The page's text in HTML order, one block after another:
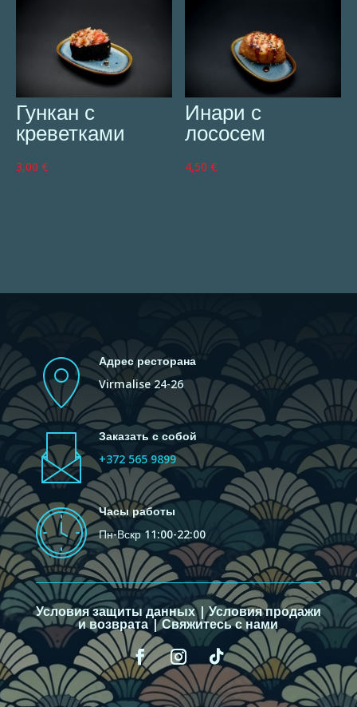
Гункан с
креветками
3,00€
Инари с
лососем
4,50€
Адрес ресторана
Virmalise 24-26
Заказать с собой
+372 565 9899
Часы работы
Пн-Вскр 11:00-22:00
Условия защиты данных|Условия продажи
и возврата|Свяжитесь с нами